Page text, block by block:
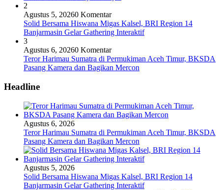
2
Agustus 5, 20260 Komentar
Solid Bersama Hiswana Migas Kalsel, BRI Region 14
Banjarmasin Gelar Gathering Interaktif
3
Agustus 6, 20260 Komentar
Teror Harimau Sumatra di Permukiman Aceh Timur, BKSDA
Pasang Kamera dan Bagikan Mercon
Headline
Agustus 6, 2026
Teror Harimau Sumatra di Permukiman Aceh Timur, BKSDA
Pasang Kamera dan Bagikan Mercon
Agustus 5, 2026
Solid Bersama Hiswana Migas Kalsel, BRI Region 14
Banjarmasin Gelar Gathering Interaktif